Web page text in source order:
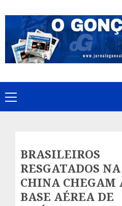
to
content
Primary
Menu
BRASILEIROS
RESGATADOS NA
CHINA CHEGAM
BASE AÉREA DE